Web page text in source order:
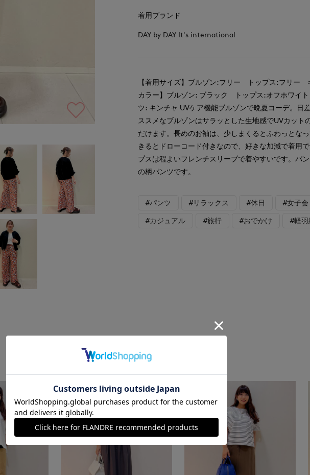
着用ブランド
DAY by DAY It's international
【着用サイズ】ブルゾン:フリー トップス:フリー
カラー】ブルゾン: ブラック トップス:オフホワ
ツ: キンチャ UVケア機能ブルゾンで晩夏コーデ。日
ススメなブルゾンはサラッとした生地感でUVカット
だけます。長めのお袖は、少しまくるとふわっとな
きるとドローコード付きなので、好きな加減で着用
プスは程よいフレンチスリーブで着やすいです。パ
の柄パンツです。
#パンツ #リラックス #休日 #女子会
#カジュアル #旅行 #おでかけ #軽羽